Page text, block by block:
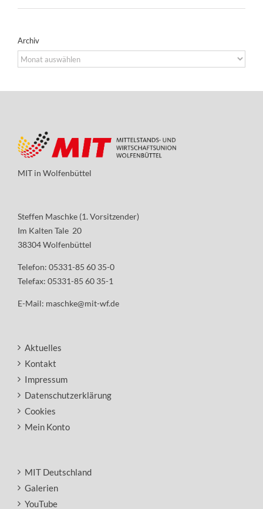
Archiv
Archiv
MIT in Wolfenbüttel
Steffen Maschke (1. Vorsitzender)
Im Kalten Tale 20
38304 Wolfenbüttel
Telefon: 05331-85 60 35-0
Telefax: 05331-85 60 35-1
E-Mail: maschke@mit-wf.de
Aktuelles
Kontakt
Impressum
Datenschutzerklärung
Cookies
Mein Konto
MIT Deutschland
Galerien
YouTube